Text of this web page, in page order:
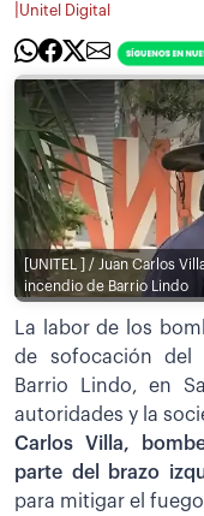
Unitel Digital
[UNITEL ] / Juan Carlos
incendio de Barrio Lindo
La labor de los
de sofocación del
Barrio Lindo, en
autoridades y la
Carlos Villa,
parte del brazo
para mitigar el